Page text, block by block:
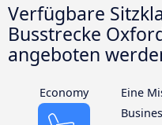
Verfügbare
Busstrecke
angeboten
Economy
Eine